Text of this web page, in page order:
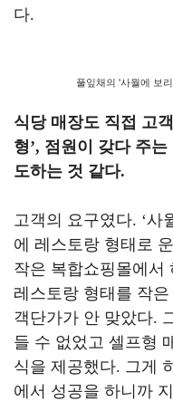
다.
풀잎채의 '사월에 보
식당 매장도 직접 고
형’, 점원이 갖다 주는
도하는 것 같다.
고객의 요구였다. ‘사
에 레스토랑 형태로
작은 복합쇼핑몰에서
레스토랑 형태를 작
객단가가 안 맞았다.
들 수 없었고 셀프형
식을 제공했다. 그게
에서 성공을 하니까